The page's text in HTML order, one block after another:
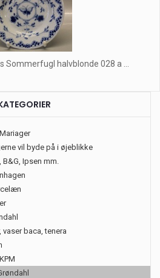
Sommerfugl halvblonde 028 a ...
vil byde på i øjeblikke
Ipsen mm.
baca, tenera